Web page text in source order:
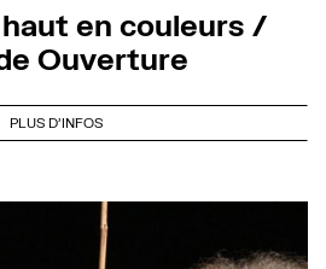
en couleurs /
Ouverture
PLUS D'INFOS